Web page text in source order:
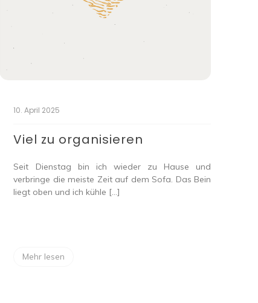
10. April 2025
Viel zu organisieren
Seit Dienstag bin ich wieder zu Hause und
verbringe die meiste Zeit auf dem Sofa. Das Bein
liegt oben und ich kühle […]
Mehr lesen